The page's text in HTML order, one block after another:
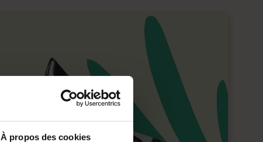
À propos des cookies